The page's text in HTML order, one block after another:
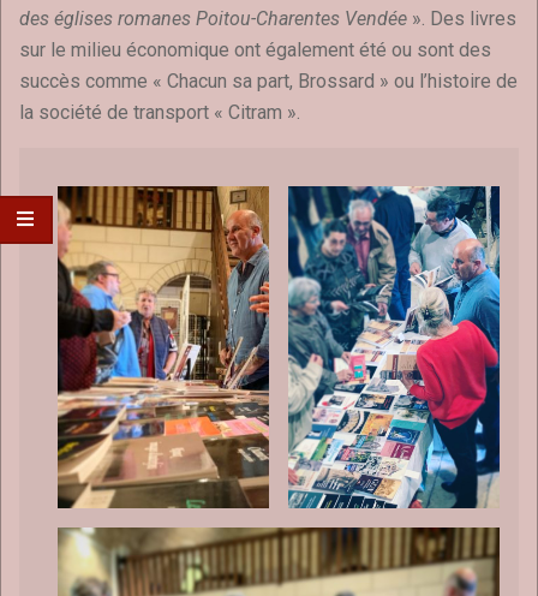
des églises romanes Poitou-Charentes Vendée ». Des livres
sur le milieu économique ont également été ou sont des
succès comme « Chacun sa part, Brossard » ou l’histoire de
la société de transport « Citram ».